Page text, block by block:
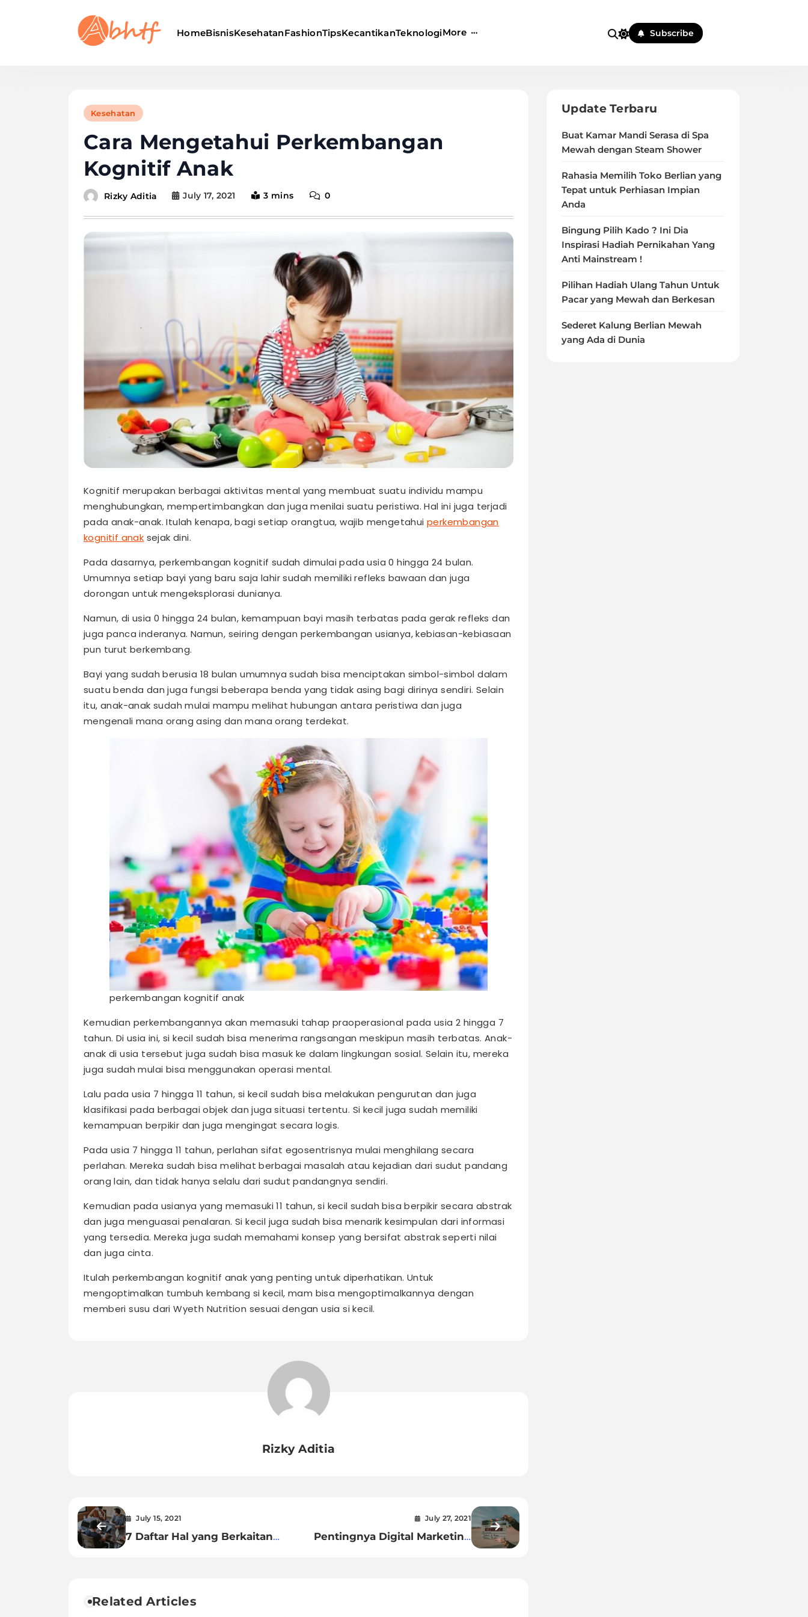
HomeBisnisKesehatanFashionTipsKecantikanTeknologiMore Subscribe
Kesehatan
Cara Mengetahui Perkembangan
Kognitif Anak
Rizky Aditia July 17, 2021 3 mins 0
Kognitif merupakan berbagai aktivitas mental yang membuat suatu individu mampu
menghubungkan, mempertimbangkan dan juga menilai suatu peristiwa. Hal ini juga terjadi
pada anak-anak. Itulah kenapa, bagi setiap orangtua, wajib mengetahui perkembangan
kognitif anak sejak dini.
Pada dasarnya, perkembangan kognitif sudah dimulai pada usia 0 hingga 24 bulan.
Umumnya setiap bayi yang baru saja lahir sudah memiliki refleks bawaan dan juga
dorongan untuk mengeksplorasi dunianya.
Namun, di usia 0 hingga 24 bulan, kemampuan bayi masih terbatas pada gerak refleks dan
juga panca inderanya. Namun, seiring dengan perkembangan usianya, kebiasan-kebiasaan
pun turut berkembang.
Bayi yang sudah berusia 18 bulan umumnya sudah bisa menciptakan simbol-simbol dalam
suatu benda dan juga fungsi beberapa benda yang tidak asing bagi dirinya sendiri. Selain
itu, anak-anak sudah mulai mampu melihat hubungan antara peristiwa dan juga
mengenali mana orang asing dan mana orang terdekat.
perkembangan kognitif anak
Kemudian perkembangannya akan memasuki tahap praoperasional pada usia 2 hingga 7
tahun. Di usia ini, si kecil sudah bisa menerima rangsangan meskipun masih terbatas. Anak-
anak di usia tersebut juga sudah bisa masuk ke dalam lingkungan sosial. Selain itu, mereka
juga sudah mulai bisa menggunakan operasi mental.
Lalu pada usia 7 hingga 11 tahun, si kecil sudah bisa melakukan pengurutan dan juga
klasifikasi pada berbagai objek dan juga situasi tertentu. Si kecil juga sudah memiliki
kemampuan berpikir dan juga mengingat secara logis.
Pada usia 7 hingga 11 tahun, perlahan sifat egosentrisnya mulai menghilang secara
perlahan. Mereka sudah bisa melihat berbagai masalah atau kejadian dari sudut pandang
orang lain, dan tidak hanya selalu dari sudut pandangnya sendiri.
Kemudian pada usianya yang memasuki 11 tahun, si kecil sudah bisa berpikir secara abstrak
dan juga menguasai penalaran. Si kecil juga sudah bisa menarik kesimpulan dari informasi
yang tersedia. Mereka juga sudah memahami konsep yang bersifat abstrak seperti nilai
dan juga cinta.
Itulah perkembangan kognitif anak yang penting untuk diperhatikan. Untuk
mengoptimalkan tumbuh kembang si kecil, mam bisa mengoptimalkannya dengan
memberi susu dari Wyeth Nutrition sesuai dengan usia si kecil.
Rizky Aditia
July 15, 2021
7 Daftar Hal yang Berkaitan
July 27, 2021
Pentingnya Digital Marketing
Related Articles
Update Terbaru
Buat Kamar Mandi Serasa di Spa
Mewah dengan Steam Shower
Rahasia Memilih Toko Berlian yang
Tepat untuk Perhiasan Impian
Anda
Bingung Pilih Kado ? Ini Dia
Inspirasi Hadiah Pernikahan Yang
Anti Mainstream !
Pilihan Hadiah Ulang Tahun Untuk
Pacar yang Mewah dan Berkesan
Sederet Kalung Berlian Mewah
yang Ada di Dunia